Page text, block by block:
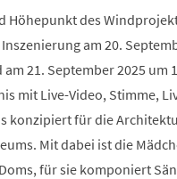
Höhepunkt des
am 20.
21. September 2025 um
mit Live-Video, Stimme,
konzipiert für die
Mit dabei ist die
für sie komponiert